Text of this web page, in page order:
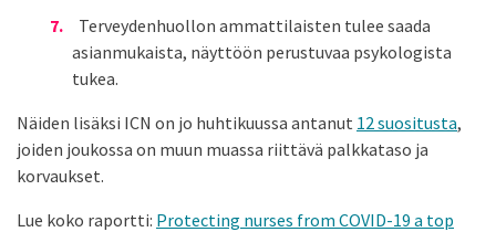
Terveydenhuollon ammattilaisten tulee saada
asianmukaista, näyttöön perustuvaa psykologista
tukea.
Näiden lisäksi ICN on jo huhtikuussa antanut 12 suositusta,
joiden joukossa on muun muassa riittävä palkkataso ja
korvaukset.
Lue koko raportti: Protecting nurses from COVID-19 a top